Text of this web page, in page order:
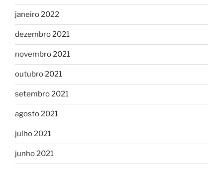
janeiro 2022
dezembro 2021
novembro 2021
outubro 2021
setembro 2021
agosto 2021
julho 2021
junho 2021